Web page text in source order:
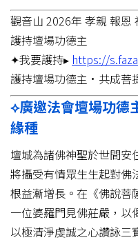
觀音山 2026年 孝親 報
護持壇場功德主
✦我要護持▸ https://
護持壇場功德主•共成菩
⟡廣邀法會壇場功德
緣種
壇城為諸佛神聖於世間安
將攝受有情眾生生起對佛
根益漸增長。在《佛說菩
一位婆羅門見佛莊嚴，以
以極清淨虔誠之心讚詠三